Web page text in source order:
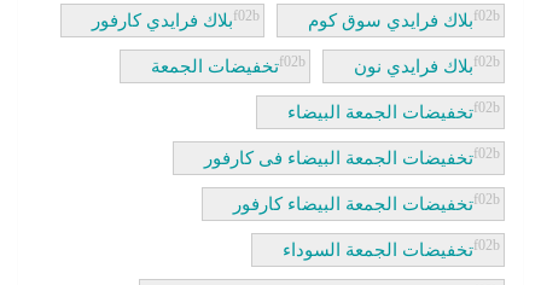
بلاك فرايدي سوق كوم بلاك فرايدي كارفور
بلاك فرايدي نون تخفيضات الجمعة
تخفيضات الجمعة البيضاء
تخفيضات الجمعة البيضاء فى كارفور
تخفيضات الجمعة البيضاء كارفور
تخفيضات الجمعة السوداء